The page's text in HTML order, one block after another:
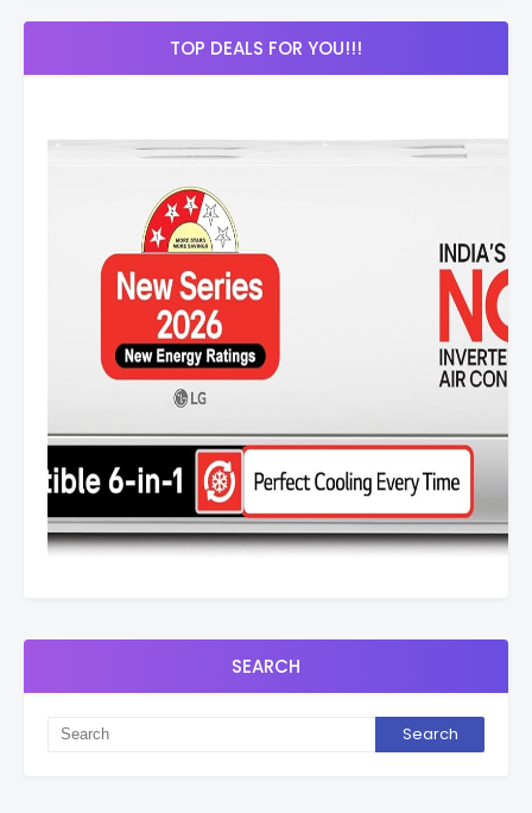
TOP DEALS FOR YOU!!!
SEARCH